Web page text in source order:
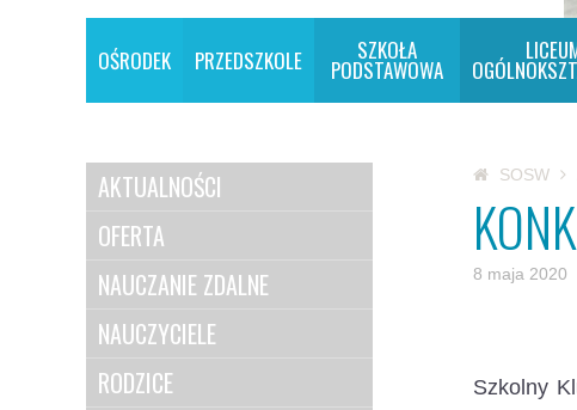
OŚRODEK PRZEDSZKOLE SZKOŁA
PODSTAWOWA
AKTUALNOŚCI
OFERTA
NAUCZANIE ZDALNE
NAUCZYCIELE
RODZICE
SOSW
8 maja 2020
Szkolny